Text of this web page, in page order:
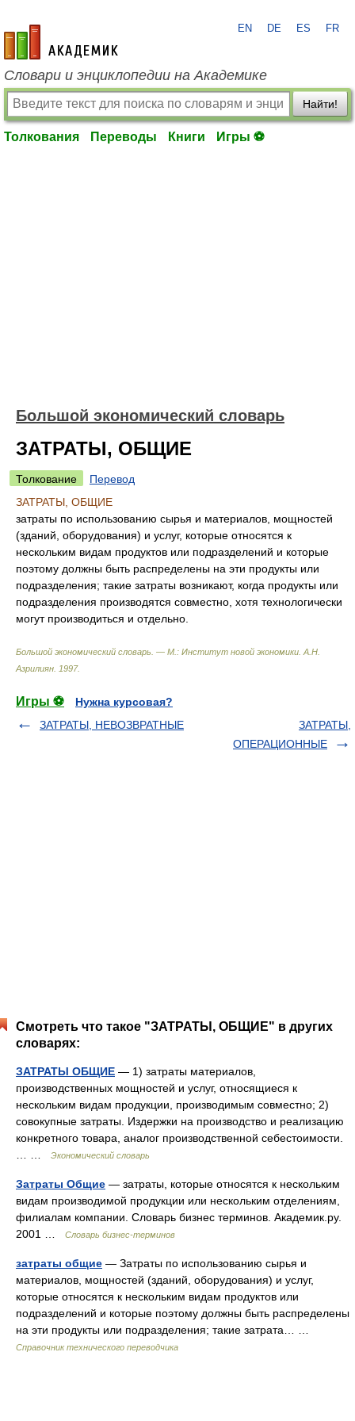
academic.ru
EN DE ES FR
Словари и энциклопедии на Академике
Найти!
Толкования Переводы Книги Игры ⚽
Большой экономический словарь
ЗАТРАТЫ, ОБЩИЕ
Толкование
Перевод
ЗАТРАТЫ, ОБЩИЕ
затраты по использованию сырья и материалов, мощностей
(зданий, оборудования) и услуг, которые относятся к
нескольким видам продуктов или подразделений и которые
поэтому должны быть распределены на эти продукты или
подразделения; такие затраты возникают, когда продукты или
подразделения производятся совместно, хотя технологически
могут производиться и отдельно.
Большой экономический словарь. — М.: Институт новой экономики А.Н.
Азрилиян 1997.
Игры ⚽
Нужна курсовая?
ЗАТРАТЫ, НЕВОЗВРАТНЫЕ
ЗАТРАТЫ,
ОПЕРАЦИОННЫЕ
Смотреть что такое "ЗАТРАТЫ, ОБЩИЕ" в других
словарях:
ЗАТРАТЫ ОБЩИЕ — 1) затраты материалов,
производственных мощностей и услуг, относящиеся к
нескольким видам продукции, производимым совместно; 2)
совокупные затраты. Издержки на производство и реализацию
конкретного товара, аналог производственной себестоимости.
Экономический словарь
Затраты Общие — затраты, которые относятся к нескольким
видам производимой продукции или нескольким отделениям,
филиалам компании. Словарь бизнес терминов. Академик.ру.
2001 …
Словарь бизнес-терминов
затраты общие — Затраты по использованию сырья и
материалов, мощностей (зданий, оборудования) и услуг,
которые относятся к нескольким видам продуктов или
подразделений и которые поэтому должны быть распределены
на эти продукты или подразделения; такие затрата… …
Справочник технического переводчика